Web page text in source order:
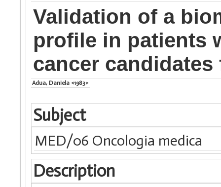
Validation of a
profile in patients
cancer
Adua, Daniela <1983>
Subject
MED/06 Oncologia medica
Description